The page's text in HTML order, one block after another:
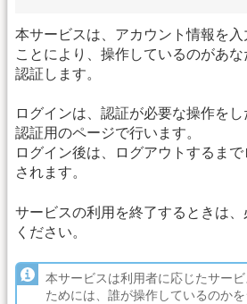
本サービスは、アカウント情報を
ことにより、操作しているのがあ
認証します。
ログインは、認証が必要な操作を
認証用のページで行います。
ログイン後は、ログアウトするま
されます。
サービスの利用を終了するときは
ください。
本サービスは利用者に応じたサー
ためには、誰が操作しているのか